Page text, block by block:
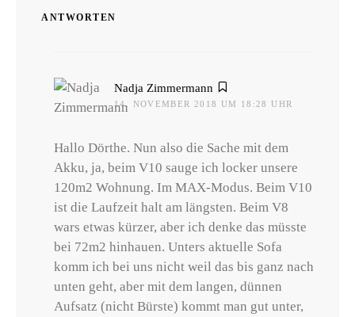
ANTWORTEN
Nadja Zimmermann
14. NOVEMBER 2018 UM 18:28 UHR
Hallo Dörthe. Nun also die Sache mit dem
Akku, ja, beim V10 sauge ich locker unsere
120m2 Wohnung. Im MAX-Modus. Beim V10
ist die Laufzeit halt am längsten. Beim V8
wars etwas kürzer, aber ich denke das müsste
bei 72m2 hinhauen. Unters aktuelle Sofa
komm ich bei uns nicht weil das bis ganz nach
unten geht, aber mit dem langen, dünnen
Aufsatz (nicht Bürste) kommt man gut unter,